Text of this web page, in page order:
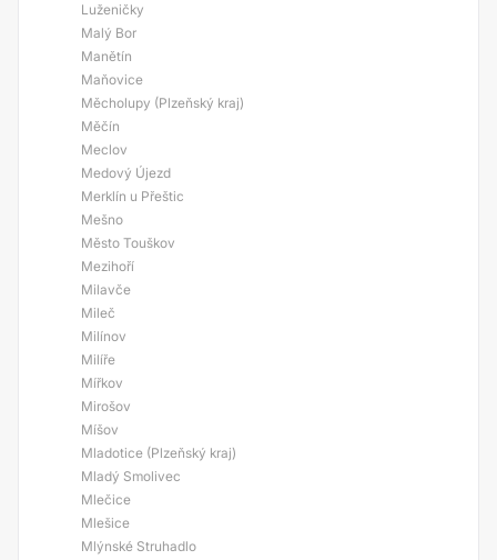
Luženičky
Malý Bor
Manětín
Maňovice
Měcholupy (Plzeňský kraj)
Měčín
Meclov
Medový Újezd
Merklín u Přeštic
Mešno
Město Touškov
Mezihoří
Milavče
Mileč
Milínov
Milíře
Mířkov
Mirošov
Míšov
Mladotice (Plzeňský kraj)
Mladý Smolivec
Mlečice
Mlešice
Mlýnské Struhadlo